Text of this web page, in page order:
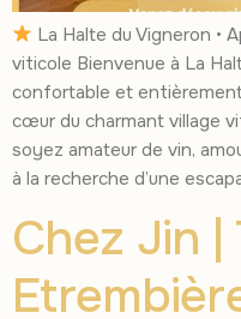
La Halte du Vigneron •
viticole Bienvenue à La
confortable et entièrement
cœur du charmant village
soyez amateur de vin,
à la recherche d’une
Chez Jin |